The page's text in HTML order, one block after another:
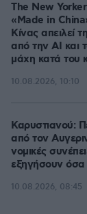
The New
«Made in
Κίνας απειλεί
από την ΑΙ και
μάχη κατά του
10.08.2026, 10:10
Καρυστιανού:
από τον
νομικές
εξηγήσουν όσα
10.08.2026, 08:45